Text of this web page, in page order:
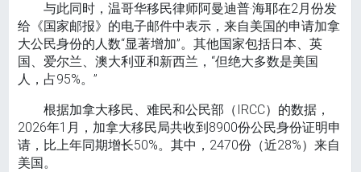
与此同时，温哥华移民律师阿曼迪普·海耶在2月份发
给《国家邮报》的电子邮件中表示，来自美国的申请加拿
大公民身份的人数“显著增加”。其他国家包括日本、英
国、爱尔兰、澳大利亚和新西兰，“但绝大多数是美国
人，占95%。”
根据加拿大移民、难民和公民部（IRCC）的数据，
2026年1月，加拿大移民局共收到8900份公民身份证明申
请，比上年同期增长50%。其中，2470份（近28%）来自
美国。